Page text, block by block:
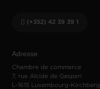
Adresse
Chambre de commerce
7, rue Alcide de Gasperi
L-1615 Luxembourg-Kirchberg
(+352) 42 39 39 1